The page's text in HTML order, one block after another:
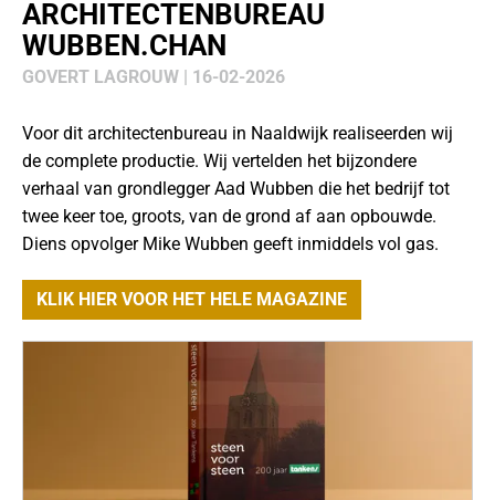
ARCHITECTENBUREAU
WUBBEN.CHAN
GOVERT LAGROUW | 16-02-2026
Voor dit architectenbureau in Naaldwijk realiseerden wij
de complete productie. Wij vertelden het bijzondere
verhaal van grondlegger Aad Wubben die het bedrijf tot
twee keer toe, groots, van de grond af aan opbouwde.
Diens opvolger Mike Wubben geeft inmiddels vol gas.
KLIK HIER VOOR HET HELE MAGAZINE